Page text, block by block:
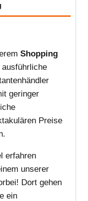
Shopping
geringer
Preise
erfahren
unserer
Dort gehen
ein